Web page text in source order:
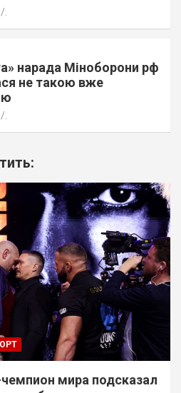
нарада Міноборони рф
не такою вже
мира подсказал